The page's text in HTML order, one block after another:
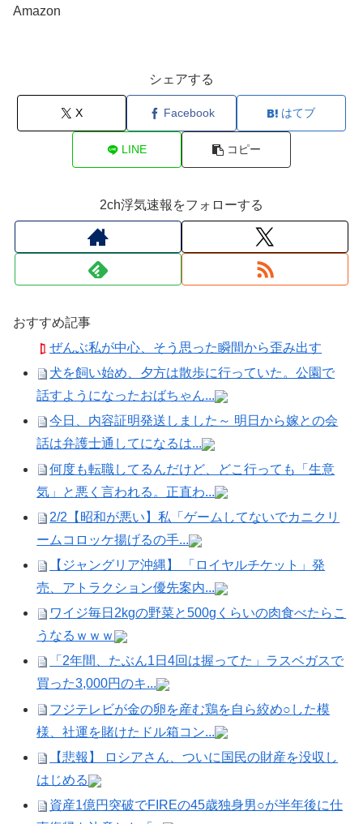
Amazon
シェアする
X Facebook はてブ
LINE コピー
2ch浮気速報をフォローする
おすすめ記事
ぜんぶ私が中心、そう思った瞬間から歪み出す
犬を飼い始め、夕方は散歩に行っていた。公園で
話すようになったおばちゃん...
今日、内容証明発送しました～ 明日から嫁との会
話は弁護士通してになるは...
何度も転職してるんだけど、どこ行っても「生意
気」と悪く言われる。正直わ...
2/2【昭和が悪い】私「ゲームしてないでカニクリ
ームコロッケ揚げるの手...
【ジャングリア沖縄】 「ロイヤルチケット」発
売、アトラクション優先案内...
ワイジ毎日2kgの野菜と500gくらいの肉食べたらこ
うなるｗｗｗ
「2年間、たぶん1日4回は握ってた」ラスベガスで
買った3,000円のキ...
フジテレビが金の卵を産む鶏を自ら絞め○した模
様、社運を賭けたドル箱コン...
【悲報】 ロシアさん、ついに国民の財産を没収し
はじめる
資産1億円突破でFIREの45歳独身男○が半年後に仕